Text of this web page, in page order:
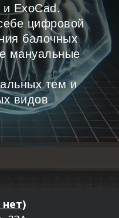
ExoCad.
цифровой
балочных
мануальные
тем и
видов
нет)